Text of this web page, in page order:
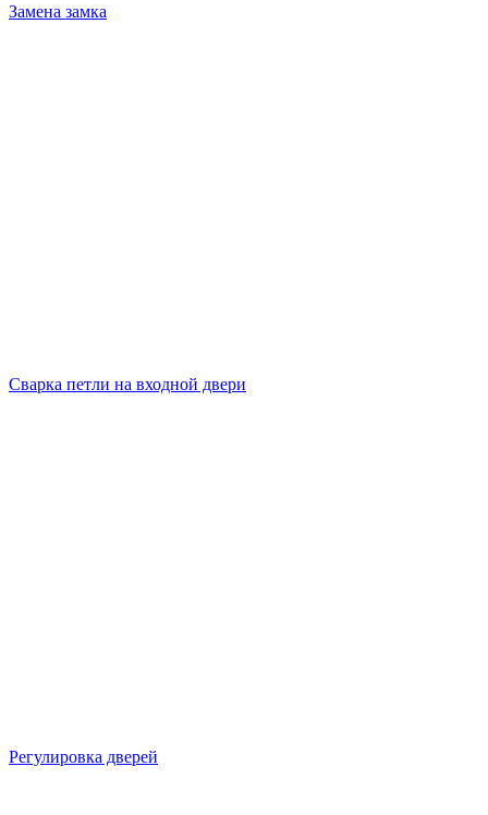
Замена замка
Сварка петли на входной двери
Регулировка дверей